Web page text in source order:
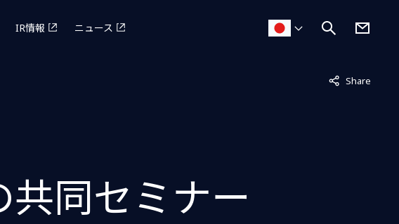
IR情報 ニュース
Share
非表示中
同セミナー